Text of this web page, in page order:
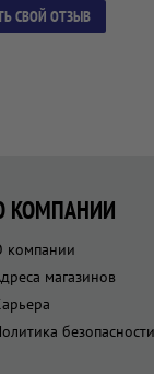
СВОЙ ОТЗЫВ
КОМПАНИИ
компании
магазинов
безопасности